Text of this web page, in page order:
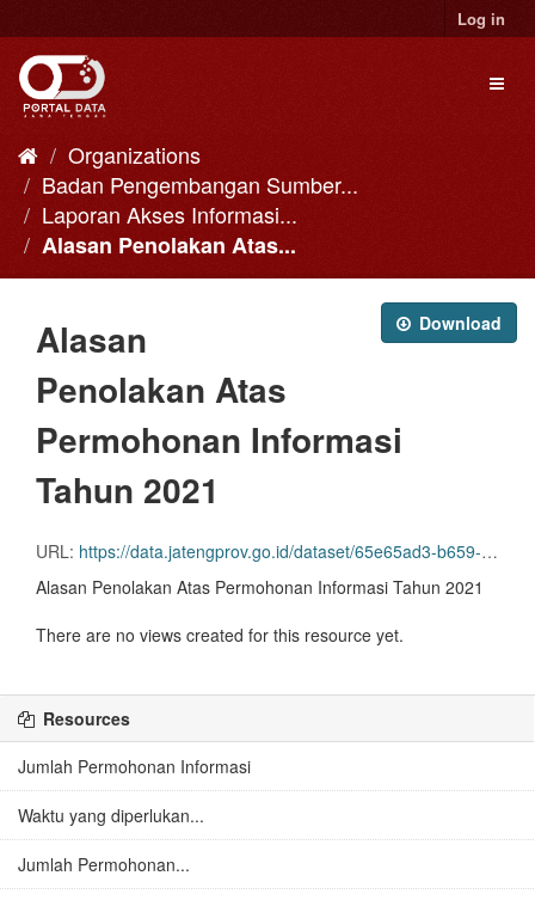
to
content
Log in
Organizations
Badan Pengembangan Sumber...
Laporan Akses Informasi...
Alasan Penolakan Atas...
Download
Alasan
Penolakan Atas
Permohonan Informasi
Tahun 2021
URL: https://data.jatengprov.go.id/dataset/65e65ad3-b659-419d-b936-0f50d9a18709/resource/90a81cf6-9d8b-43db-b5b5-33dc9407e644/download/alasan-penolakan-atas-permohonan-informasi-tahun-2021.xlsx
Alasan Penolakan Atas Permohonan Informasi Tahun 2021
There are no views created for this resource yet.
Resources
Jumlah Permohonan Informasi
Waktu yang diperlukan...
Jumlah Permohonan...